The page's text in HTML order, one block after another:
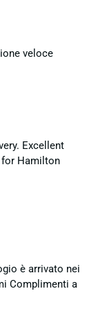
veloce
Excellent
for Hamilton
è arrivato nei
Complimenti a